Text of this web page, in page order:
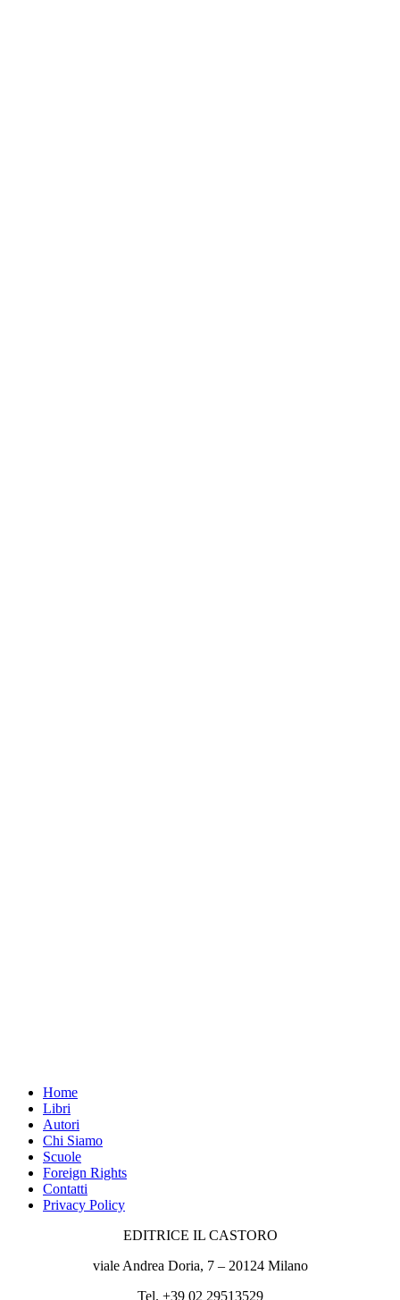
Home
Libri
Autori
Chi Siamo
Scuole
Foreign Rights
Contatti
Privacy Policy
EDITRICE IL CASTORO
viale Andrea Doria, 7 – 20124 Milano
Tel. +39 02 29513529